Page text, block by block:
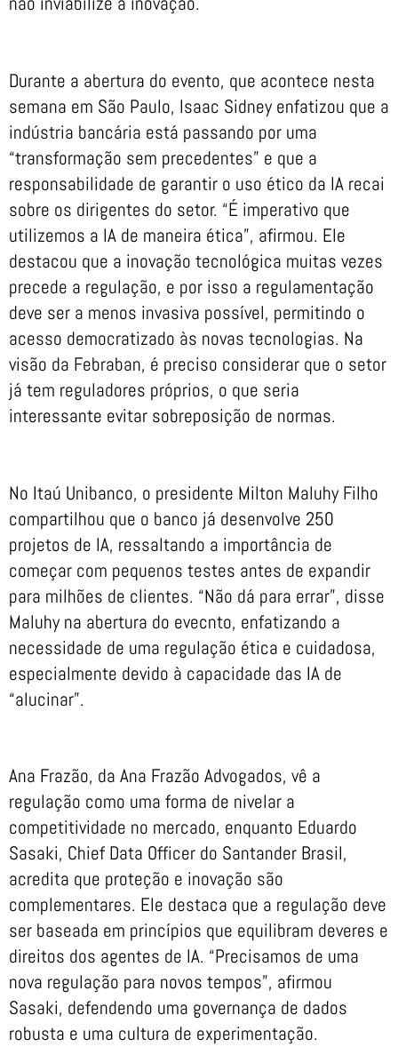
Durante a abertura do evento, que acontece nesta
semana em São Paulo, Isaac Sidney enfatizou que a
indústria bancária está passando por uma
“transformação sem precedentes” e que a
responsabilidade de garantir o uso ético da IA recai
sobre os dirigentes do setor. “É imperativo que
utilizemos a IA de maneira ética”, afirmou. Ele
destacou que a inovação tecnológica muitas vezes
precede a regulação, e por isso a regulamentação
deve ser a menos invasiva possível, permitindo o
acesso democratizado às novas tecnologias. Na
visão da Febraban, é preciso considerar que o setor
já tem reguladores próprios, o que seria
interessante evitar sobreposição de normas.
No Itaú Unibanco, o presidente Milton Maluhy Filho
compartilhou que o banco já desenvolve 250
projetos de IA, ressaltando a importância de
começar com pequenos testes antes de expandir
para milhões de clientes. “Não dá para errar”, disse
Maluhy na abertura do evecnto, enfatizando a
necessidade de uma regulação ética e cuidadosa,
especialmente devido à capacidade das IA de
“alucinar”.
Ana Frazão, da Ana Frazão Advogados, vê a
regulação como uma forma de nivelar a
competitividade no mercado, enquanto Eduardo
Sasaki, Chief Data Officer do Santander Brasil,
acredita que proteção e inovação são
complementares. Ele destaca que a regulação deve
ser baseada em princípios que equilibram deveres e
direitos dos agentes de IA. “Precisamos de uma
nova regulação para novos tempos”, afirmou
Sasaki, defendendo uma governança de dados
robusta e uma cultura de experimentação.